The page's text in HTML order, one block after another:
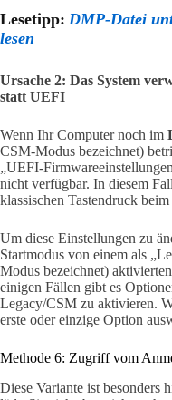
Lesetipp: DMP-Datei
lesen
Ursache 2: Das System
statt UEFI
Wenn Ihr Computer noch im
CSM-Modus bezeichnet)
„UEFI-
nicht verfügbar. In diesem
klassischen Tastendruck
Um diese Einstellungen zu
Startmodus von einem als
Modus bezeichnet)
einigen Fällen gibt es
Legacy/CSM zu aktivieren.
erste oder einzige Option
Methode 6: Zugriff vom
Diese Variante ist